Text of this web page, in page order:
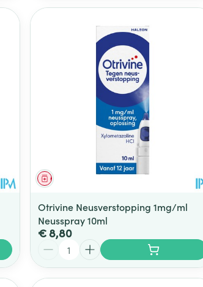
Geneesmiddel
Otrivine Neusverstopping 1mg/ml
Neusspray 10ml
€ 8,80